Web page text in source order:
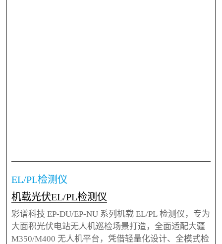
EL/PL检测仪
机载光伏EL/PL检测仪
彩谱科技 EP-DU/EP-NU 系列机载 EL/PL 检测仪，专为
大面积光伏电站无人机巡检场景打造，全面适配大疆
M350/M400 无人机平台，凭借轻量化设计、全模式检